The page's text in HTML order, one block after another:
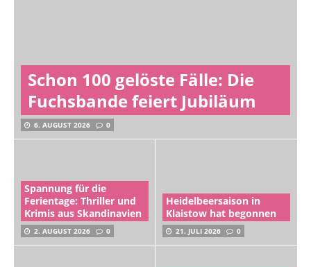
Schon 100 gelöste Fälle: Die
Fuchsbande feiert Jubiläum
6. AUGUST 2026 0
Spannung für die
Ferientage: Thriller und
Krimis aus Skandinavien
2. AUGUST 2026 0
Heidelbeersaison in
Klaistow hat begonnen
21. JULI 2026 0